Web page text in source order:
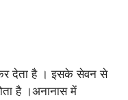
देता है । इसके सेवन से
है ।अनानास में